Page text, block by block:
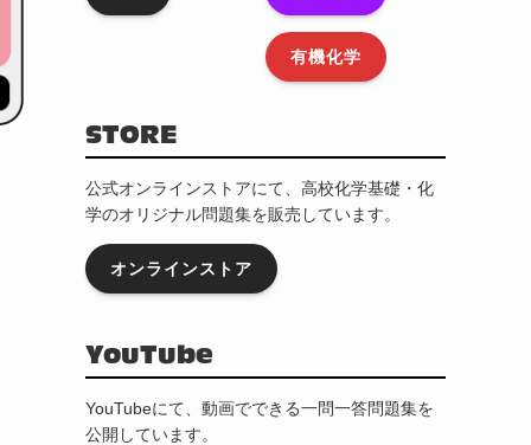
有機化学
STORE
公式オンラインストアにて、高校化学基礎・化
学のオリジナル問題集を販売しています。
オンラインストア
YouTube
YouTubeにて、動画でできる一問一答問題集を
公開しています。